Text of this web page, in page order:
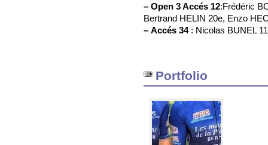
– Open 3 Accés 12:Frédéric
Bertrand HELIN 20e, Enzo
– Accés 34: Nicolas BUNEL
Portfolio